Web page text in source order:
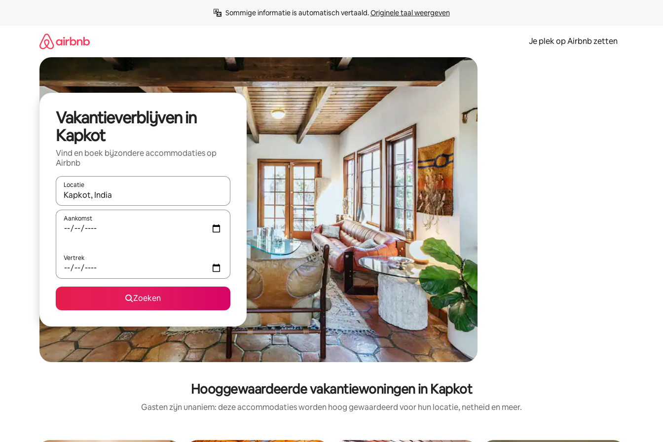
Sommige informatie is automatisch vertaald. Originele taal weergeven
Je plek op Airbnb zetten
Vakantieverblijven in
Kapkot
Vind en boek bijzondere accommodaties op
Airbnb
Locatie
Wanneer er resultaten beschikbaar zijn, maak je een keuze met je de pijltjestoetsen omhoog en omlaag, óf door te tikken of swipen.
Aankomst
Vertrek
Zoeken
Hooggewaardeerde vakantiewoningen in Kapkot
Gasten zijn unaniem: deze accommodaties worden hoog gewaardeerd voor hun locatie, netheid en meer.